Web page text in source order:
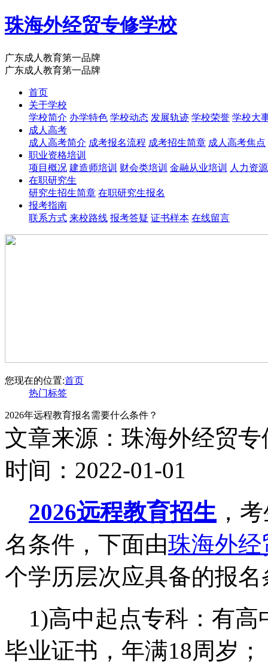
珠海外经贸专修学校
广东成人教育第一品牌
广东成人教育第一品牌
首页
关于学校
学校简介 办学特色 学校动态 发展轨迹 学校荣誉 学校大
成人高考
成人高考简介 成考报名流程 成考招生简章 成人高考焦点
职业资格培训
项目概况 建造师培训 财会类培训 金融从业培训
人力资
在职研究生
研究生招生简章 在职研究生报名
报考指南
联系方式 来校路线 报考答疑 证书样本 在线留言
您现在的位置:首页
热门标签
2026年远程教育报名需要什么条件？
文章来源：珠海外经贸
时间：2022-01-01
2026远程教育招生 ，
名条件，下面由珠海外
个学历层次应具备的报名
1)高中起点专科：有高
毕业证书，年满18周岁；